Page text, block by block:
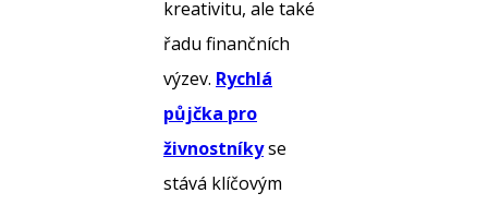
kreativitu, ale také
řadu finančních
výzev. Rychlá
půjčka pro
živnostníkyse
stává klíčovým